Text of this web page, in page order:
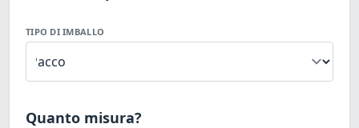
TIPO DI IMBALLO
Quanto misura?